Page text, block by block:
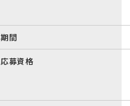
期間
応募資格